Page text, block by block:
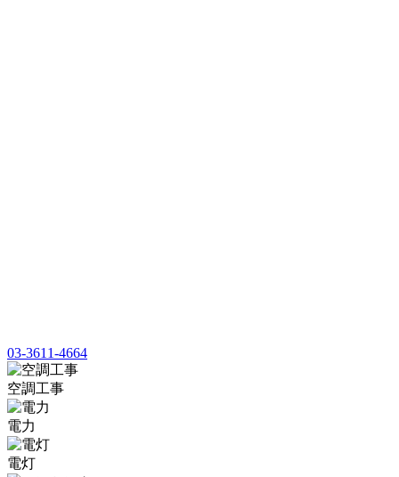
03-3611-4664
空調工事
電力
電灯